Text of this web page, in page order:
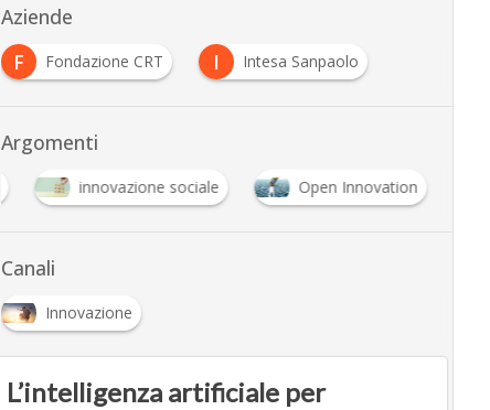
Aziende
F
Fondazione CRT I Intesa Sanpaolo
Argomenti
innovazione sociale Open Innovation
Canali
Innovazione
L’intelligenza artificiale per